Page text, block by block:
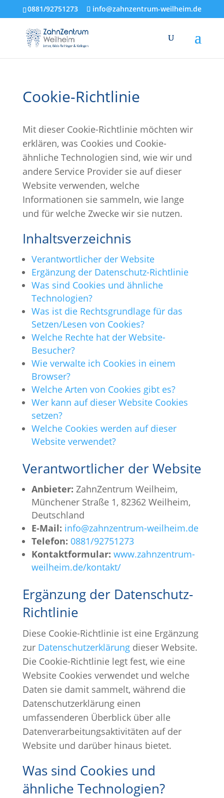
0881/92751273 info@zahnzentrum-weilheim.de
Cookie-Richtlinie
Mit dieser Cookie-Richtlinie möchten wir
erklären, was Cookies und Cookie-
ähnliche Technologien sind, wie wir und
andere Service Provider sie auf dieser
Website verwenden, welche
Informationen sie sammeln, wie lange
und für welche Zwecke wir sie nutzen.
Inhaltsverzeichnis
Verantwortlicher der Website
Ergänzung der Datenschutz-Richtlinie
Was sind Cookies und ähnliche
Technologien?
Was ist die Rechtsgrundlage für das
Setzen/Lesen von Cookies?
Welche Rechte hat der Website-
Besucher?
Wie verwalte ich Cookies in einem
Browser?
Welche Arten von Cookies gibt es?
Wer kann auf dieser Website Cookies
setzen?
Welche Cookies werden auf dieser
Website verwendet?
Verantwortlicher der Website
Anbieter: ZahnZentrum Weilheim,
Münchener Straße 1, 82362 Weilheim,
Deutschland
E-Mail: info@zahnzentrum-weilheim.de
Telefon: 0881/92751273
Kontaktformular: www.zahnzentrum-
weilheim.de/kontakt/
Ergänzung der Datenschutz-
Richtlinie
Diese Cookie-Richtlinie ist eine Ergänzung
zur Datenschutzerklärungdieser Website.
Die Cookie-Richtlinie legt fest, wie eine
Website Cookies verwendet und welche
Daten sie damit sammelt, während die
Datenschutzerklärung einen
umfassenderen Überblick über alle
Datenverarbeitungsaktivitäten auf der
Website und darüber hinaus bietet.
Was sind Cookies und
ähnliche Technologien?